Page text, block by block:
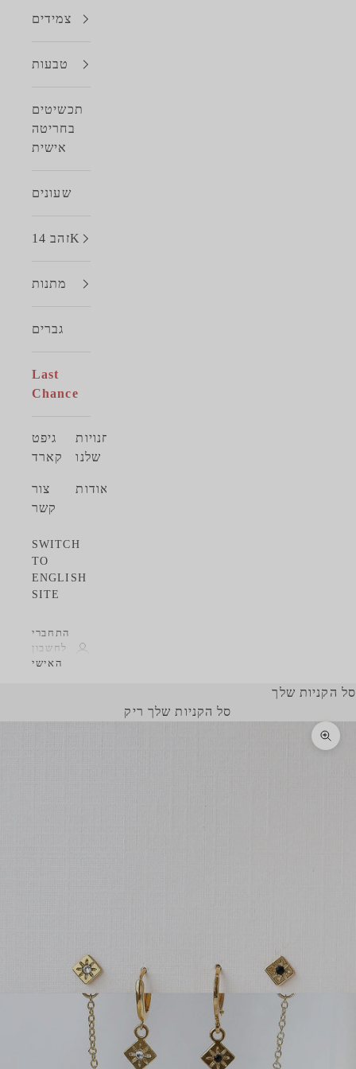
צמידים
טבעות
תכשיטים
בחריטה
אישית
שעונים
זהב 14K
מתנות
גברים
Last
Chance
גיפט
קארד
החנויות
שלנו
צור
קשר
אודות
SWITCH
TO
ENGLISH
SITE
התחברי
לחשבון
האישי
סל הקניות שלך
סל הקניות שלך ריק
תקריב